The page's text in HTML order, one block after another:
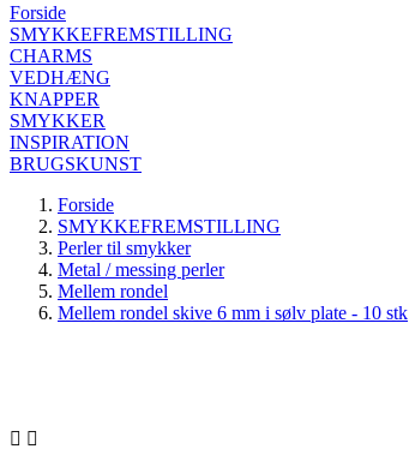
Forside
SMYKKEFREMSTILLING
CHARMS
VEDHÆNG
KNAPPER
SMYKKER
INSPIRATION
BRUGSKUNST
Forside
SMYKKEFREMSTILLING
Perler til smykker
Metal / messing perler
Mellem rondel
Mellem rondel skive 6 mm i sølv plate - 10 stk
 